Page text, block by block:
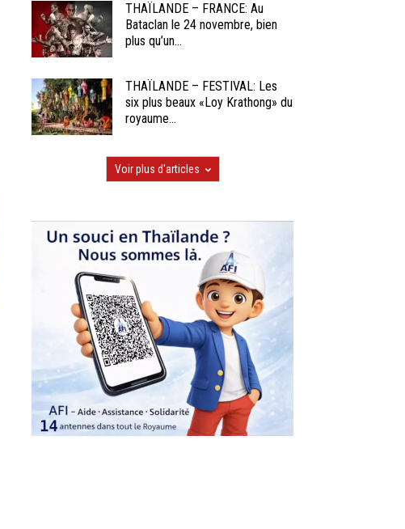
THAÏLANDE – FRANCE: Au
Bataclan le 24 novembre, bien
plus qu’un...
THAÏLANDE – FESTIVAL: Les
six plus beaux «Loy Krathong» du
royaume...
Voir plus d'articles